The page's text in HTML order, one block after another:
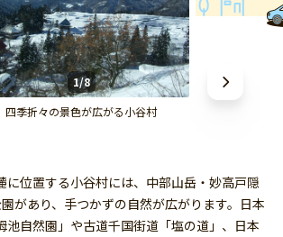
1/8
四季折々の景色が広がる小谷村
に位置する小谷村には、中部山岳・妙高戸隠
があり、手つかずの自然が広がります。日本
池自然園」や古道千国街道「塩の道」、日本